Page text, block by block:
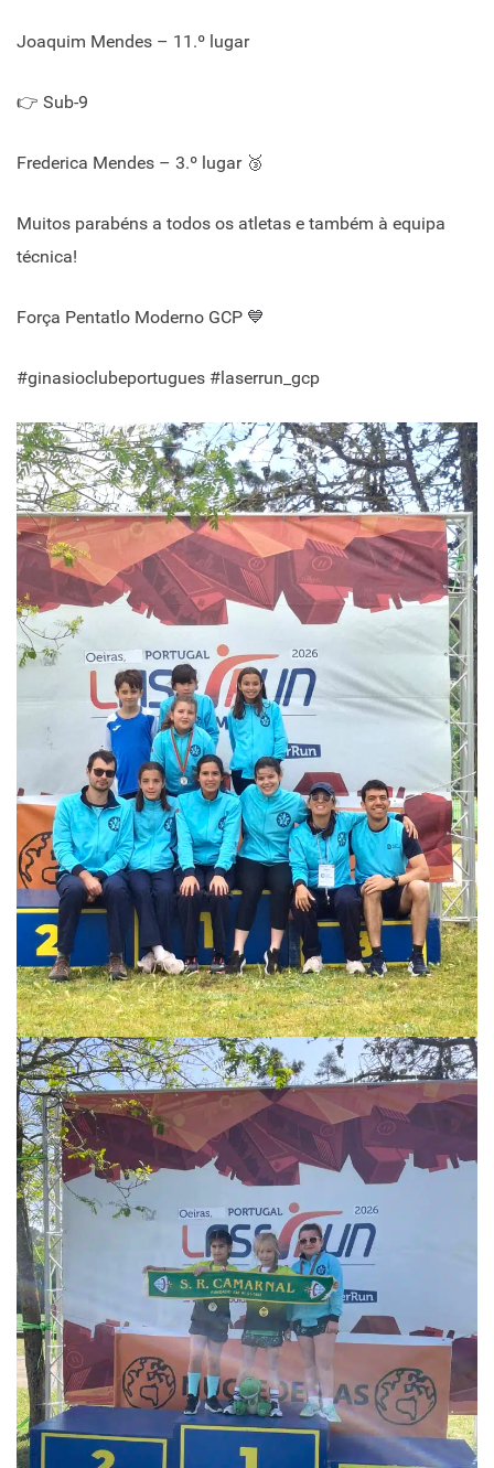
Joaquim Mendes – 11.º lugar
👉 Sub-9
Frederica Mendes – 3.º lugar 🥉
Muitos parabéns a todos os atletas e também à equipa
técnica!
Força Pentatlo Moderno GCP 💙
#ginasioclubeportugues #laserrun_gcp